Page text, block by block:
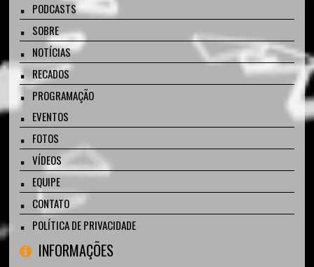
PODCASTS
SOBRE
NOTÍCIAS
RECADOS
PROGRAMAÇÃO
EVENTOS
FOTOS
VÍDEOS
EQUIPE
CONTATO
POLÍTICA DE PRIVACIDADE
INFORMAÇÕES